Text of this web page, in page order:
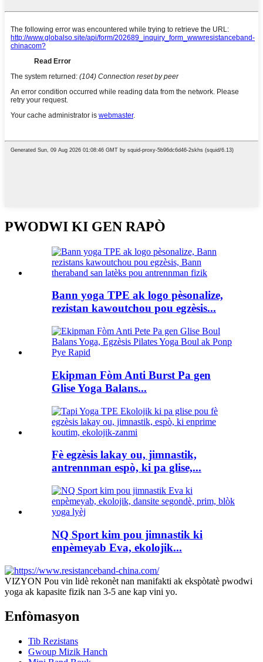
PWODWI KI GEN RAPÒ
Bann yoga TPE ak logo pèsonalize,
rezistan kawoutchou pou egzèsis...
Ekipman Fòm Anti Burst Pa gen
Glise Yoga Balans...
Fè egzèsis lakay ou, jimnastik,
antrennman espò, ki pa glise,...
NQ Sport kim pou jimnastik ki
enpèmeyab Eva, ekolojik...
VIZYON Pou vin lidè rekonèt nan manifakti ak ekspòtatè pwodwi
yoga ak kapasite fizik nan 3-5 ane kap vini yo.
Enfòmasyon
Tib Rezistans
Gwoup Mizik Hanch